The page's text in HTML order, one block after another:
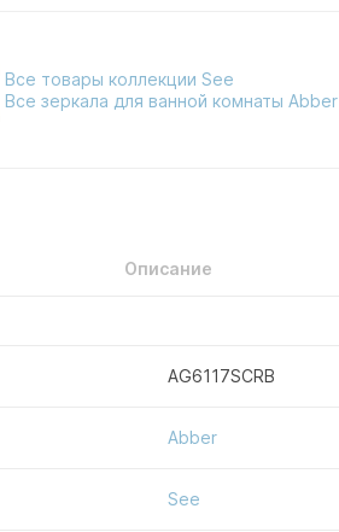
Все товары коллекции See
Все зеркала для ванной комнаты Abber
Описание
AG6117SCRB
Abber
See